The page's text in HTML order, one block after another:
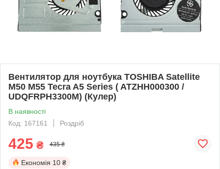
Вентилятор для ноутбука TOSHIBA Satellite
M50 M55 Tecra A5 Series ( ATZHH000300 /
UDQFRPH3300M) (Кулер)
В наявності
Код: 167161
Роздріб
425 ₴ 435 ₴
Економія 10 ₴